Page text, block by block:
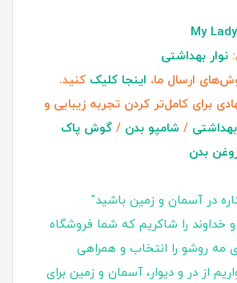
نوار بهداشتی
ارسال ما، اینجا کلیک کنید.
برای کامل‌تر کردن تجربه زیبایی و
/ شامپو بدن / گوش پاک
بدن
در آسمان و زمین باشید"
خداوند را شاکریم که شما فروشگاه
مه روشو را انتخاب و همراهی
از در و دیوار، آسمان و زمین برای